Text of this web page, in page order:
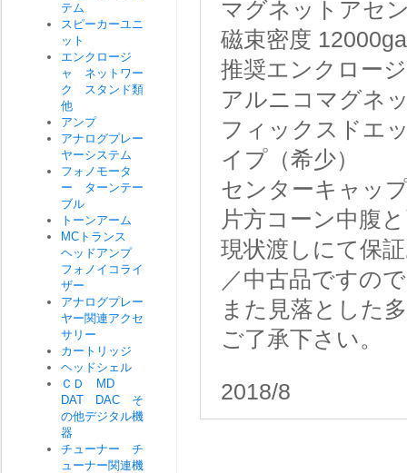
マグネットアセ
磁束密度
推奨エンクロー
アルニコマグネ
フィックスドエ
イプ（希少）
センターキャッ
片方コーン中腹
現状渡しにて保
／中古品ですの
また見落とした
ご了承下さい。
2018/8
テム
スピーカーユニ
ット
エンクロージ
ャ ネットワー
ク スタンド類
他
アンプ
アナログプレー
ヤーシステム
フォノモータ
ー ターンテー
ブル
トーンアーム
MCトランス
ヘッドアンプ
フォノイコライ
ザー
アナログプレー
ヤー関連アクセ
サリー
カートリッジ
ヘッドシェル
ＣＤ MD
DAT DAC そ
の他デジタル機
器
チューナー チ
ューナー関連機